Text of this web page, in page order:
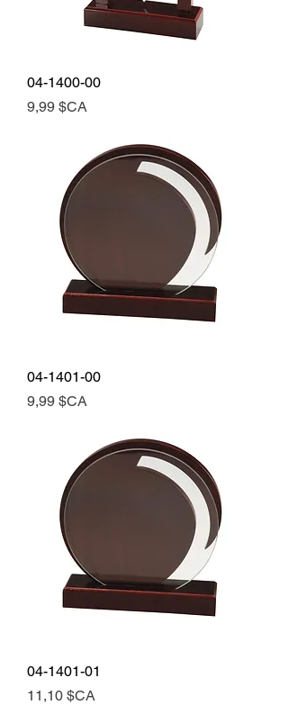
04-1400-00
Prix
9,99 $CA
04-1401-00
Prix
9,99 $CA
04-1401-01
Prix
11,10 $CA